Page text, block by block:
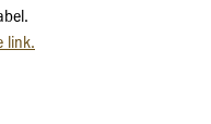
link.